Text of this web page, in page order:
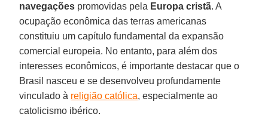
navegações promovidas pela Europa cristã. A
ocupação econômica das terras americanas
constituiu um capítulo fundamental da expansão
comercial europeia. No entanto, para além dos
interesses econômicos, é importante destacar que o
Brasil nasceu e se desenvolveu profundamente
vinculado à religião católica, especialmente ao
catolicismo ibérico.